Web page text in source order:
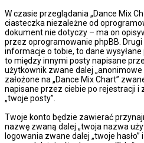
W czasie przeglądania „Dance Mix
ciasteczka niezależne od
dokument nie dotyczy – ma on
przez oprogramowanie phpBB.
informacje o tobie, to dane
to między innymi posty napisane
użytkownik zwane dalej
założone na „Dance Mix Chart”
napisane przez ciebie po rejestracji i
„twoje posty”.
Twoje konto będzie zawierać
nazwę zwaną dalej „twoja nazwa
logowania zwane dalej „twoje